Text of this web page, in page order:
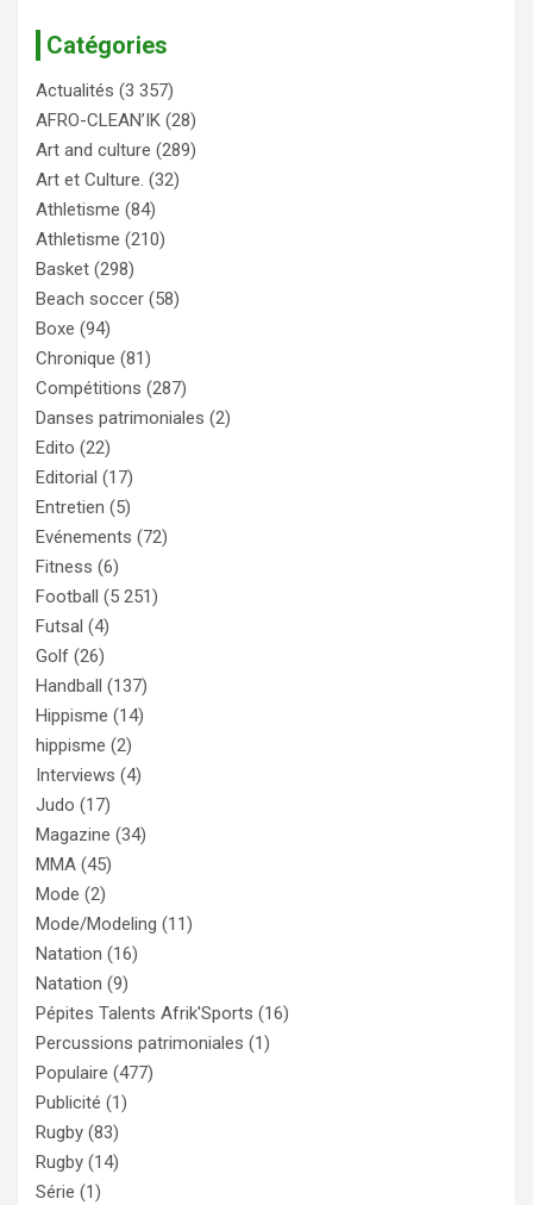
Catégories
Actualités (3 357)
AFRO-CLEAN’IK (28)
Art and culture (289)
Art et Culture. (32)
Athletisme (84)
Athletisme (210)
Basket (298)
Beach soccer (58)
Boxe (94)
Chronique (81)
Compétitions (287)
Danses patrimoniales (2)
Edito (22)
Editorial (17)
Entretien (5)
Evénements (72)
Fitness (6)
Football (5 251)
Futsal (4)
Golf (26)
Handball (137)
Hippisme (14)
hippisme (2)
Interviews (4)
Judo (17)
Magazine (34)
MMA (45)
Mode (2)
Mode/Modeling (11)
Natation (16)
Natation (9)
Pépites Talents Afrik'Sports (16)
Percussions patrimoniales (1)
Populaire (477)
Publicité (1)
Rugby (83)
Rugby (14)
Série (1)